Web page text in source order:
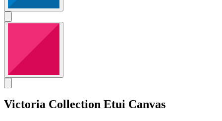
Victoria Collection Etui Canvas